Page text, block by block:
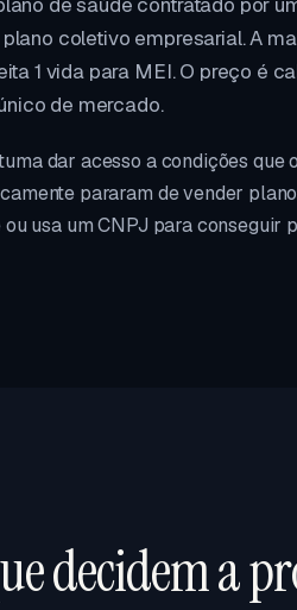
coletivo empresarial. A
1 vida para MEI. O preço é
de mercado.
dar acesso a condições
pararam de vender
usa um CNPJ para conseguir
decidem a